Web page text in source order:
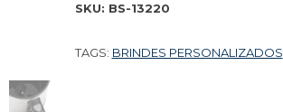
SKU: BS-13220
TAGS: BRINDES PERSONALIZADOS